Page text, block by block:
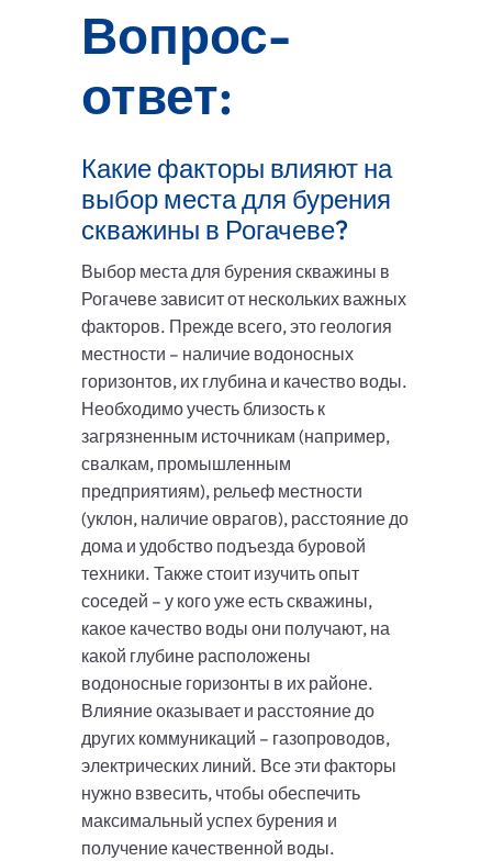
Вопрос-
ответ:
Какие факторы влияют на
выбор места для бурения
скважины в Рогачеве?
Выбор места для бурения скважины в
Рогачеве зависит от нескольких важных
факторов. Прежде всего, это геология
местности – наличие водоносных
горизонтов, их глубина и качество воды.
Необходимо учесть близость к
загрязненным источникам (например,
свалкам, промышленным
предприятиям), рельеф местности
(уклон, наличие оврагов), расстояние до
дома и удобство подъезда буровой
техники. Также стоит изучить опыт
соседей – у кого уже есть скважины,
какое качество воды они получают, на
какой глубине расположены
водоносные горизонты в их районе.
Влияние оказывает и расстояние до
других коммуникаций – газопроводов,
электрических линий. Все эти факторы
нужно взвесить, чтобы обеспечить
максимальный успех бурения и
получение качественной воды.